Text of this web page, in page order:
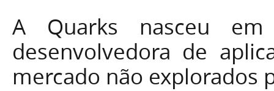
A Quarks nasceu
desenvolvedora de
mercado não explorados